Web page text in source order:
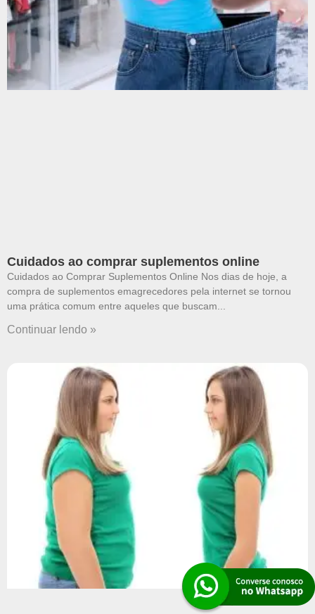
Cuidados ao comprar suplementos online
Cuidados ao Comprar Suplementos Online Nos dias de hoje, a
compra de suplementos emagrecedores pela internet se tornou
uma prática comum entre aqueles que buscam
Continuar lendo »